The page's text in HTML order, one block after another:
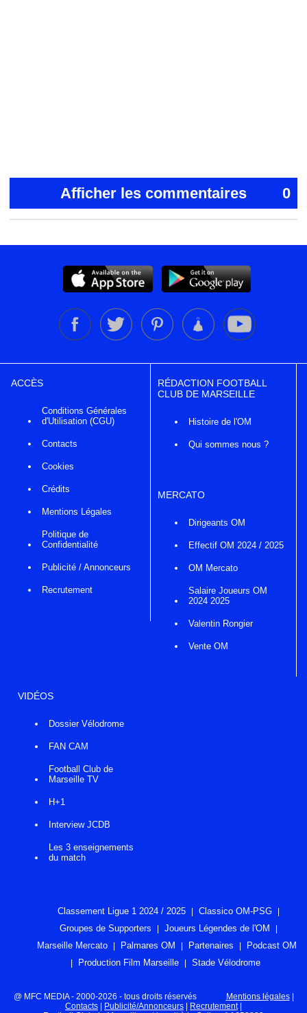
Afficher les commentaires 0
ACCÈS
Conditions Générales
d'Utilisation (CGU)
Contacts
Cookies
Crédits
Mentions Légales
Politique de
Confidentialité
Publicité / Annonceurs
Recrutement
RÉDACTION FOOTBALL
CLUB DE MARSEILLE
Histoire de l'OM
Qui sommes nous ?
MERCATO
Dirigeants OM
Effectif OM 2024 / 2025
OM Mercato
Salaire Joueurs OM
2024 2025
Valentin Rongier
Vente OM
VIDÉOS
Dossier Vélodrome
FAN CAM
Football Club de
Marseille TV
H+1
Interview JCDB
Les 3 enseignements
du match
Classement Ligue 1 2024 / 2025
Classico OM-PSG
Groupes de Supporters
Joueurs Légendes de l'OM
Marseille Mercato
Palmares OM Partenaires
Podcast OM
Production Film Marseille
Stade Vélodrome
@ MFC MEDIA - 2000-2026 - tous droits réservés Mentions légales|
Contacts
Publicité/Annonceurs Recrutement|